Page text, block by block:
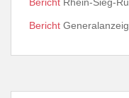
Bericht